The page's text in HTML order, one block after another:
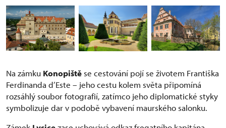
Na zámku Konopiště se cestování pojí se životem Františka
Ferdinanda d’Este – jeho cestu kolem světa připomíná
rozsáhlý soubor fotografií, zatímco jeho diplomatické styky
symbolizuje dar v podobě vybavení maurského salonku.